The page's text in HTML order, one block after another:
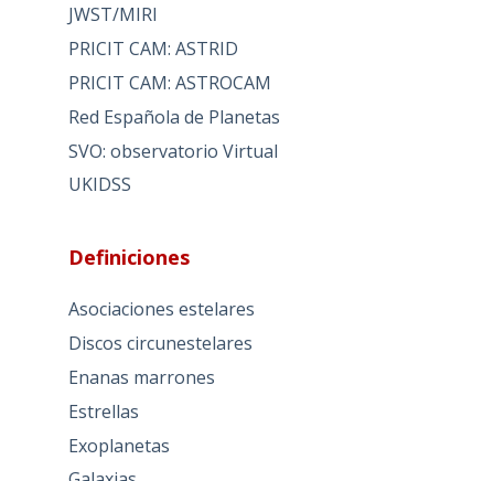
JWST/MIRI
PRICIT CAM: ASTRID
PRICIT CAM: ASTROCAM
Red Española de Planetas
SVO: observatorio Virtual
UKIDSS
Definiciones
Asociaciones estelares
Discos circunestelares
Enanas marrones
Estrellas
Exoplanetas